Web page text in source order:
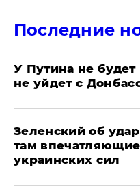
Последние
У Путина не
не уйдет с
Зеленский об
там
украинских сил